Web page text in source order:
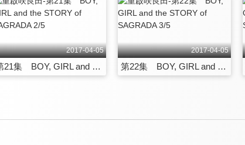
2017-04-05
第21集 BOY, GIRL and the STORY of SAGRADA 2/5
2017-04-05
第22集 BOY, GIRL and the STORY of SAGRADA 3/5